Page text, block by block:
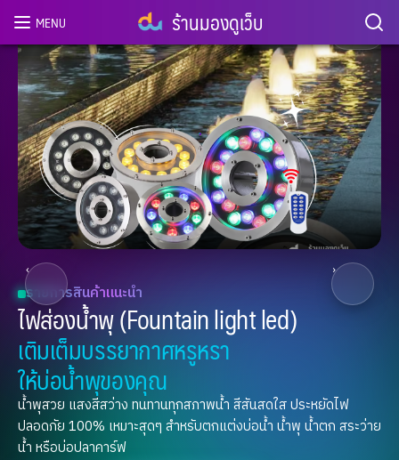
โคมไฟฝังพื้น Uplight LED
โคมไฟฝังพื้น Uplight LED
เพิ่มเสน่ห์ให้ทางเดินยามค่ำคืน ส่องสว่างเต็ม
ประสิทธิภาพ ประหยัดไฟ ปลอดภัยสูง
แสงสีสุดประทับใจ แสงไฟที่กลมกลืนไปกับธรรมชาติ
เพิ่มมิติให้ต้นไม้และทางเดินมีชีวิตชีวา
ปลอดภัยมั่นใจทุกการใช้งาน
‹ ›
/ 8
ร้านมองดูเว็บ
MENU